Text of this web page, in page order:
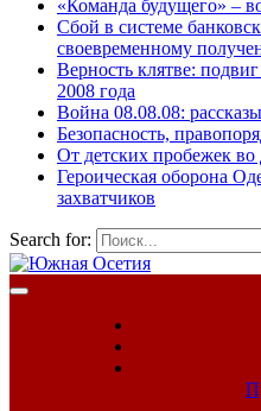
«Команда будущего» –
Сбой в системе
своевременному
Верность клятве:
2008 года
Война 08.08.08:
Безопасность,
От детских пробежек во
Героическая оборона
захватчиков
Search for: